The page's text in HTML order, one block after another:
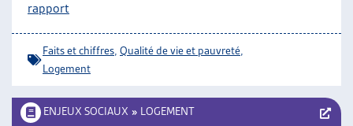
rapport
Faits et chiffres Qualité de vie et pauvreté
Logement
ENJEUX SOCIAUX » LOGEMENT